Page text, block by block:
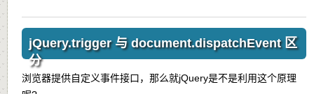
jQuery.trigger 与 document.dispatchEvent 区
分
浏览器提供自定义事件接口，那么就jQuery是不是利用这个原理